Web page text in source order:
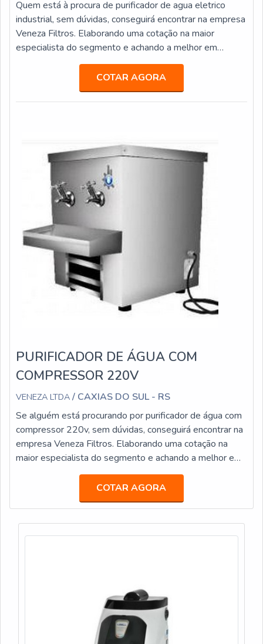
Quem está à procura de purificador de agua eletrico
industrial, sem dúvidas, conseguirá encontrar na empresa
Veneza Filtros. Elaborando uma cotação na maior
especialista do segmento e achando a melhor em
qualidade e custo benefício.ALGUNS DETALHES
SOBRE PURIFICADOR DE AGUA ELETRICO
INDUSTRIALSe alguém pesquisar purificador de agua
eletrico industrial em uma empresa inovadora, acha a
COTAR AGORA
PURIFICADOR DE ÁGUA COM
COMPRESSOR 220V
VENEZA LTDA / CAXIAS DO SUL - RS
Se alguém está procurando por purificador de água com
compressor 220v, sem dúvidas, conseguirá encontrar na
empresa Veneza Filtros. Elaborando uma cotação na
maior especialista do segmento e achando a melhor em
qualidade e custo benefício.Quando a procura é por
purificador de água com compressor 220v, com a Veneza
Filtros o cliente conseguirá precisão com soluções para
DETALHES SOBRE PU...
COTAR AGORA